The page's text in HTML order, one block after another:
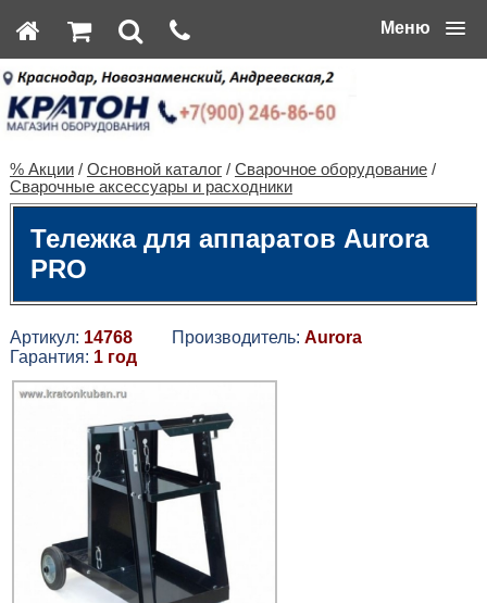
Меню
% Акции/ Основной каталог/ Сварочное оборудование/
Сварочные аксессуары и расходники
Тележка для аппаратов Aurora
PRO
Артикул: 14768Производитель: Aurora
Гарантия: 1 год